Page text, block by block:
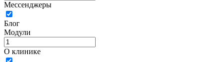
Мессенджеры
Блог
Модули
О клинике